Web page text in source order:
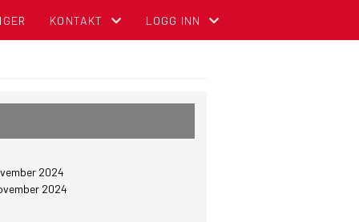
KONTAKT
ADMINISTRASJON
STYREOVERSIKT
SENTRALE KOMITEER
LOGG INN
FOR TILLITSVALGTE (STYREWEB)
NBCC INTRANETT FOR
2024
2024